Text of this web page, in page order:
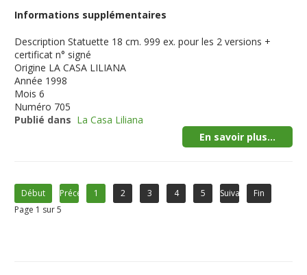
Informations supplémentaires
Description Statuette 18 cm. 999 ex. pour les 2 versions +
certificat n° signé
Origine LA CASA LILIANA
Année 1998
Mois 6
Numéro 705
Publié dans La Casa Liliana
En savoir plus...
Début Précédent1 2 3 4 5 Suivant
Fin
Page 1 sur 5